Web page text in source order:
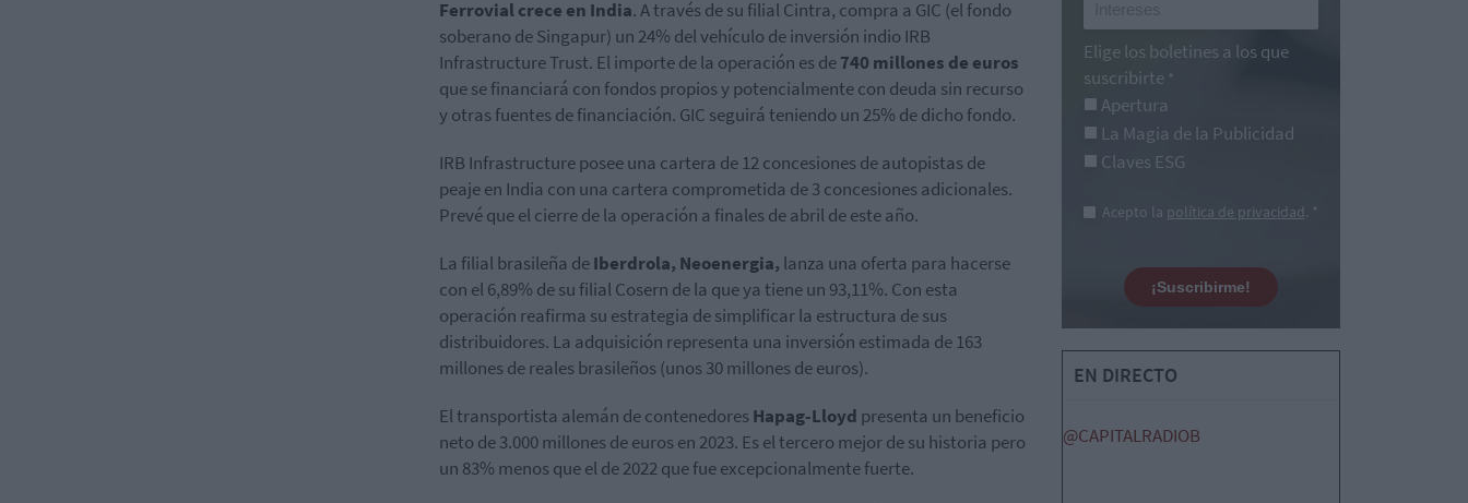
Ferrovial crece en India. A través de su filial Cintra, compra a GIC (el fondo
soberano de Singapur) un 24% del vehículo de inversión indio IRB
Infrastructure Trust. El importe de la operación es de740 millones de euros
que se financiará con fondos propios y potencialmente con deuda sin recurso
y otras fuentes de financiación. GIC seguirá teniendo un 25% de dicho fondo.
IRB Infrastructure posee una cartera de 12 concesiones de autopistas de
peaje en India con una cartera comprometida de 3 concesiones adicionales.
Prevé que el cierre de la operación a finales de abril de este año.
La filial brasileña deIberdrola, Neoenergia, lanza una oferta para hacerse
con el 6,89% de su filial Cosern de la que ya tiene un 93,11%. Con esta
operación reafirma su estrategia de simplificar la estructura de sus
distribuidores. La adquisición representa una inversión estimada de 163
millones de reales brasileños (unos 30 millones de euros).
El transportista alemán de contenedoresHapag-Lloyd presenta un beneficio
neto de 3.000 millones de euros en 2023. Es el tercero mejor de su historia pero
un 83% menos que el de 2022 que fue excepcionalmente fuerte.
Elige los boletines a los que
suscribirte *
Apertura
La Magia de la Publicidad
Claves ESG
Acepto la política de privacidad. *
¡Suscribirme!
EN DIRECTO
@CAPITALRADIOB